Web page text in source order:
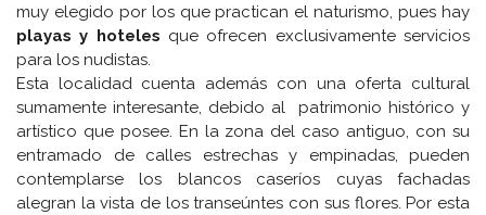
muy elegido por los que practican el naturismo, pues hay
playas y hoteles que ofrecen exclusivamente servicios
para los nudistas.
Esta localidad cuenta además con una oferta cultural
sumamente interesante, debido al patrimonio histórico y
artístico que posee. En la zona del caso antiguo, con su
entramado de calles estrechas y empinadas, pueden
contemplarse los blancos caseríos cuyas fachadas
alegran la vista de los transeúntes con sus flores. Por esta